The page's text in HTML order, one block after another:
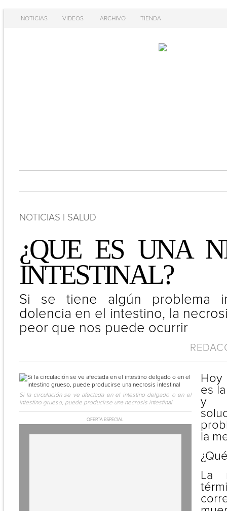
NOTICIAS VIDEOS ARCHIVO TIENDA
NOTICIAS | SALUD
¿QUE ES UNA
INTESTINAL?
Si se tiene algún problema
dolencia en el intestino, la
peor que nos puede ocurrir
Si la circulación se ve afectada en el intestino delgado o en el
intestino grueso, puede producirse una necrosis intestinal
OFERTA ESPECIAL
es
y
la
La